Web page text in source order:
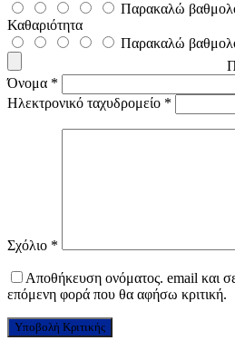
Παρακαλώ
Καθαριότητα
Παρακαλώ
Όνομα *
Ηλεκτρονικό ταχυδρομείο *
Σχόλιο *
Αποθήκευση ονόματος. email και
επόμενη φορά που θα αφήσω κριτική.